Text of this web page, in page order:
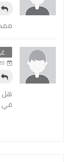
20 سبتمبر
هل
في